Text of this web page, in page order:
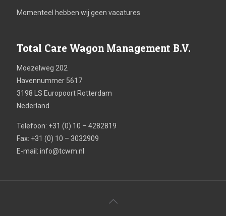
Momenteel hebben wij geen vacatures
Total Care Wagon Management B.V.
Moezelweg 202
Havennummer 5617
3198 LS Europoort Rotterdam
Nederland
Telefoon: +31 (0) 10 – 4282819
Fax: +31 (0) 10 – 3032909
E-mail: info@tcwm.nl